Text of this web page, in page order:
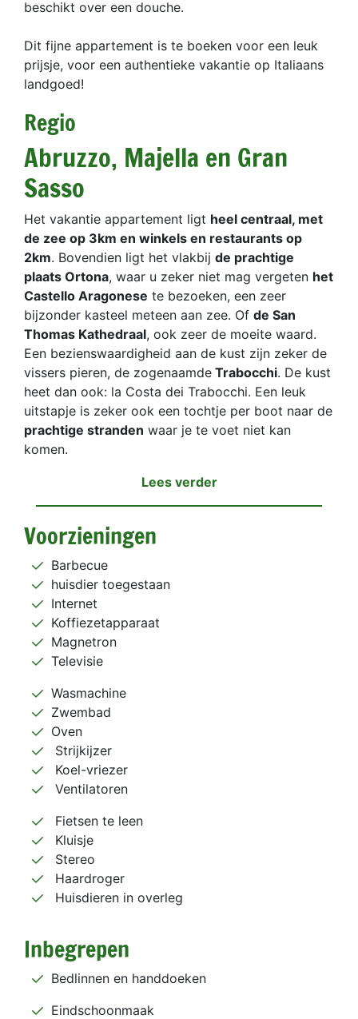
beschikt over een douche.
Dit fijne appartement is te boeken voor een leuk
prijsje, voor een authentieke vakantie op Italiaans
landgoed!
Regio
Abruzzo, Majella en Gran
Sasso
Het vakantie appartement ligt heel centraal, met
de zee op 3km en winkels en restaurants op
2km. Bovendien ligt het vlakbij de prachtige
plaats Ortona, waar u zeker niet mag vergeten het
Castello Aragonese te bezoeken, een zeer
bijzonder kasteel meteen aan zee. Of de San
Thomas Kathedraal, ook zeer de moeite waard.
Een bezienswaardigheid aan de kust zijn zeker de
vissers pieren, de zogenaamde Trabocchi. De kust
heet dan ook: la Costa dei Trabocchi. Een leuk
uitstapje is zeker ook een tochtje per boot naar de
prachtige stranden waar je te voet niet kan
komen.
Lees verder
Voorzieningen
Barbecue
huisdier toegestaan
Internet
Koffiezetapparaat
Magnetron
Televisie
Wasmachine
Zwembad
Oven
Strijkijzer
Koel-vriezer
Ventilatoren
Fietsen te leen
Kluisje
Stereo
Haardroger
Huisdieren in overleg
Inbegrepen
Bedlinnen en handdoeken
Eindschoonmaak